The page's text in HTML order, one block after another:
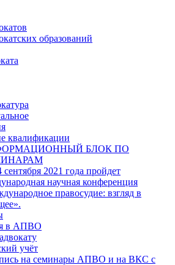
образований
квалификации
БЛОК ПО
сентября 2021 года пройдет
научная конференция
правосудие: взгляд в
в АПВО
учёт
на семинары АПВО и на ВКС с